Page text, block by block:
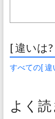
[ 違いは
すべての[ 違
よく読